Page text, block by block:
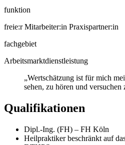
funktion
freie:r Mitarbeiter:in Praxispartner:in
fachgebiet
Arbeitsmarktdienstleistung
„Wertschätzung ist für mich
sehen, zu hören und versuchen
Qualifikationen
Dipl.-Ing. (FH) – FH Köln
Heilpraktiker beschränkt auf